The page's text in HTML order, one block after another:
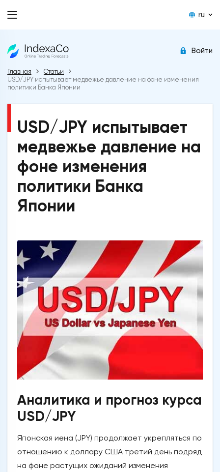
ru
Войти
Главная
Статьи
USD/JPY испытывает медвежье давление на фоне изменения
политики Банка Японии
USD/JPY испытывает
медвежье давление на
фоне изменения
политики Банка
Японии
Аналитика и прогноз курса
USD/JPY
Японская иена (JPY) продолжает укрепляться по
отношению к доллару США третий день подряд
на фоне растущих ожиданий изменения